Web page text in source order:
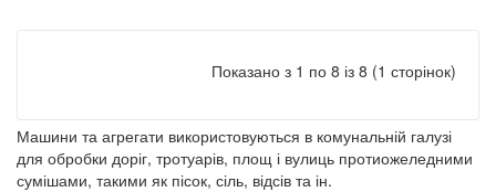
Показано з 1 по 8 із 8 (1 сторінок)
Машини та агрегати використовуються в комунальній галузі
для обробки доріг, тротуарів, площ і вулиць протиожеледними
сумішами, такими як пісок, сіль, відсів та ін.